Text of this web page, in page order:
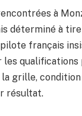
à
déterminé à
français
les
grille,
résultat.